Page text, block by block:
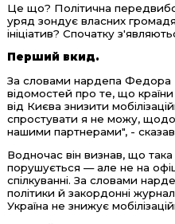
Це що? Політична
уряд зондує власних
ініціатив? Спочатку
Перший вкид.
За словами нардепа Федора
відомостей про те, що
від Києва знизити
спростувати я не можу, щодо
нашими партнерами", - сказав
Водночас він визнав, що
порушується — але не на
спілкуванні. За словами
політики й закордонні
Україна не знижує